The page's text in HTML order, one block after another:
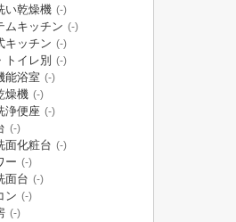
い乾燥機 (-)
ムキッチン (-)
キッチン (-)
トイレ別 (-)
能浴室 (-)
燥機 (-)
浄便座 (-)
(-)
面化粧台 (-)
ー (-)
面台 (-)
ン (-)
(-)